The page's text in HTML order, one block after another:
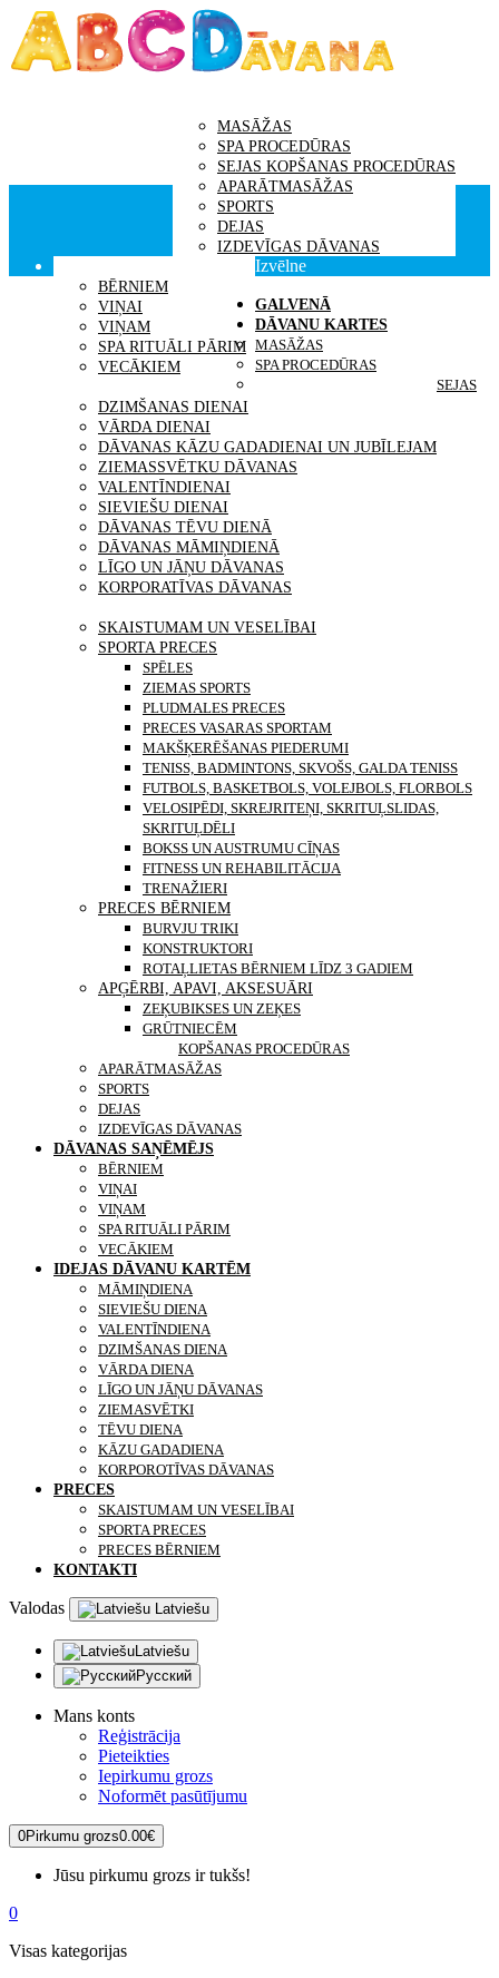
MASĀŽAS
SPA PROCEDŪRAS
SEJAS KOPŠANAS PROCEDŪRAS
APARĀTMASĀŽAS
SPORTS
DEJAS
IZDEVĪGAS DĀVANAS
BĒRNIEM
VIŅAI
VIŅAM
SPA RITUĀLI PĀRIM
VECĀKIEM
DZIMŠANAS DIENAI
VĀRDA DIENAI
DĀVANAS KĀZU GADADIENAI UN JUBĪLEJAM
ZIEMASSVĒTKU DĀVANAS
VALENTĪNDIENAI
SIEVIEŠU DIENAI
DĀVANAS TĒVU DIENĀ
DĀVANAS MĀMIŅDIENĀ
LĪGO UN JĀŅU DĀVANAS
KORPORATĪVAS DĀVANAS
SKAISTUMAM UN VESELĪBAI
SPORTA PRECES
SPĒLES
ZIEMAS SPORTS
PLUDMALES PRECES
PRECES VASARAS SPORTAM
MAKŠĶERĒŠANAS PIEDERUMI
TENISS, BADMINTONS, SKVOŠS, GALDA TENISS
FUTBOLS, BASKETBOLS, VOLEJBOLS, FLORBOLS
VELOSIPĒDI, SKREJRITEŅI, SKRITUĻSLIDAS,
SKRITUĻDĒLI
BOKSS UN AUSTRUMU CĪŅAS
FITNESS UN REHABILITĀCIJA
TRENAŽIERI
PRECES BĒRNIEM
BURVJU TRIKI
KONSTRUKTORI
ROTAĻLIETAS BĒRNIEM LĪDZ 3 GADIEM
APĢĒRBI, APAVI, AKSESUĀRI
ZEĶUBIKSES UN ZEĶES
GRŪTNIECĒM
Izvēlne
GALVENĀ
DĀVANU KARTES
MASĀŽAS
SPA PROCEDŪRAS
SEJAS
KOPŠANAS PROCEDŪRAS
APARĀTMASĀŽAS
SPORTS
DEJAS
IZDEVĪGAS DĀVANAS
DĀVANAS SAŅĒMĒJS
BĒRNIEM
VIŅAI
VIŅAM
SPA RITUĀLI PĀRIM
VECĀKIEM
IDEJAS DĀVANU KARTĒM
MĀMIŅDIENA
SIEVIEŠU DIENA
VALENTĪNDIENA
DZIMŠANAS DIENA
VĀRDA DIENA
LĪGO UN JĀŅU DĀVANAS
ZIEMASVĒTKI
TĒVU DIENA
KĀZU GADADIENA
KORPOROTĪVAS DĀVANAS
PRECES
SKAISTUMAM UN VESELĪBAI
SPORTA PRECES
PRECES BĒRNIEM
KONTAKTI
Valodas Latviešu
Latviešu
Русский
Mans konts
Reģistrācija
Pieteikties
Iepirkumu grozs
Noformēt pasūtījumu
0Pirkumu grozs0.00€
Jūsu pirkumu grozs ir tukšs!
0
Visas kategorijas